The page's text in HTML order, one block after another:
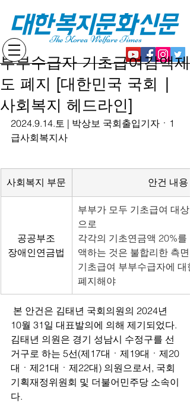
대한복지문화신문
The Korea Welfare Times
부부수급자 기초급여감액제
도 폐지 [대한민국 국회 |
사회복지 헤드라인]
2024.9.14.토 | 박상보 국회출입기자ㆍ1
급사회복지사
사회복지 부문 안건 내용
공공부조
장애인연금법
부부가 모두 기초급여 대상
으로
각각의 기초연금액 20%를
액하는 것은 불합리한 측면
기초급여 부부수급자에 대
폐지해야
본 안건은 김태년 국회의원의 2024년
10월 31일 대표발의에 의해 제기되었다.
김태년 의원은 경기 성남시 수정구를 선
거구로 하는 5선(제17대ㆍ제19대ㆍ제20
대ㆍ제21대ㆍ제22대) 의원으로서, 국회
기획재정위원회 및 더불어민주당 소속이
다.